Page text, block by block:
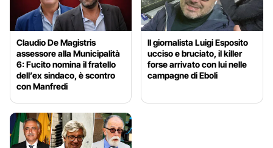
Claudio De Magistris
assessore alla Municipalità
6: Fucito nomina il fratello
dell’ex sindaco, è scontro
con Manfredi
Il giornalista Luigi Esposito
ucciso e bruciato, il killer
forse arrivato con lui nelle
campagne di Eboli